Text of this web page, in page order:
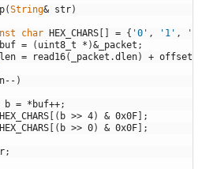
(String& str)
char HEX_CHARS = { '0' , '1' , '2'
buf = ( uint8_t * )& _packet ;
len = read16( _packet .dlen) + offsetof
-- )
b = * buf++;
HEX_CHARS ( b >> 4) & 0x0F
;
HEX_CHARS ( b >> 0) & 0x0F
;
;